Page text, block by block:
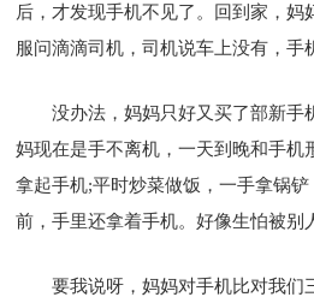
后，才发现手机不见了。回到家，妈
服问滴滴司机，司机说车上没有，手
没办法，妈妈只好又买了部新手
妈现在是手不离机，一天到晚和手机
拿起手机;平时炒菜做饭，一手拿锅
前，手里还拿着手机。好像生怕被别
要我说呀，妈妈对手机比对我们